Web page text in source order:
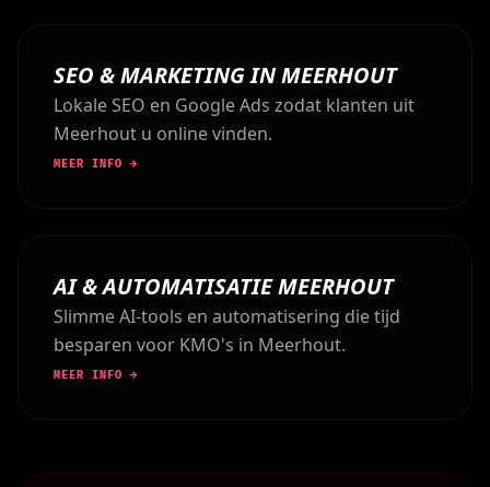
SEO & MARKETING IN MEERHOUT
Lokale SEO en Google Ads zodat klanten uit
Meerhout u online vinden.
MEER INFO →
AI & AUTOMATISATIE MEERHOUT
Slimme AI-tools en automatisering die tijd
besparen voor KMO's in Meerhout.
MEER INFO →